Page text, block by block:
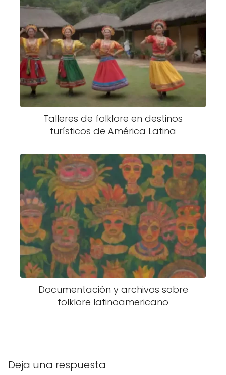
Talleres de folklore en destinos
turísticos de América Latina
Documentación y archivos sobre
folklore latinoamericano
Deja una respuesta